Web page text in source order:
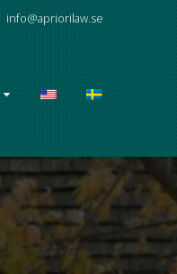
info@apriorilaw.se